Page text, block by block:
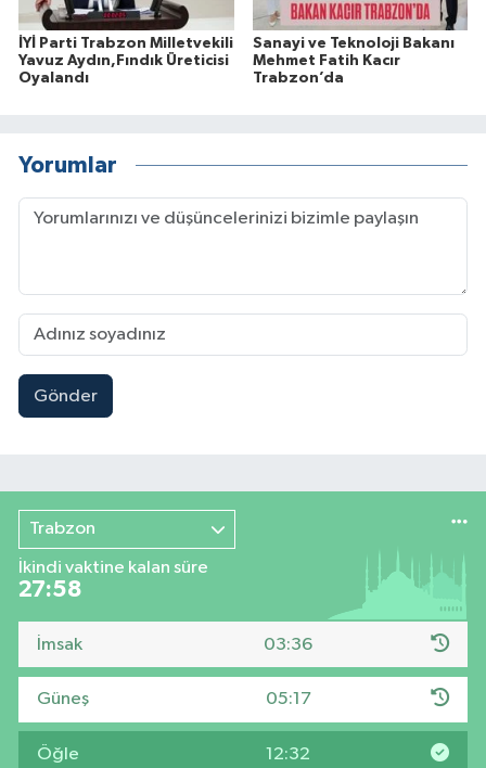
İYİ Parti Trabzon Milletvekili
Yavuz Aydın,Fındık Üreticisi
Oyalandı
Sanayi ve Teknoloji Bakanı
Mehmet Fatih Kacır
Trabzon’da
Yorumlar
Gönder
Trabzon
İkindi vaktine kalan süre
27:58
İmsak 03:36
Güneş 05:17
Öğle 12:32